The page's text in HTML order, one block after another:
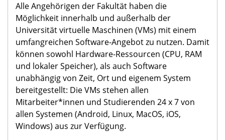
Alle Angehörigen der Fakultät haben die
Möglichkeit innerhalb und außerhalb der
Universität virtuelle Maschinen (VMs) mit einem
umfangreichen Software-Angebot zu nutzen. Damit
können sowohl Hardware-Ressourcen (CPU, RAM
und lokaler Speicher), als auch Software
unabhängig von Zeit, Ort und eigenem System
bereitgestellt: Die VMs stehen allen
Mitarbeiter*innen und Studierenden 24 x 7 von
allen Systemen (Android, Linux, MacOS, iOS,
Windows) aus zur Verfügung.